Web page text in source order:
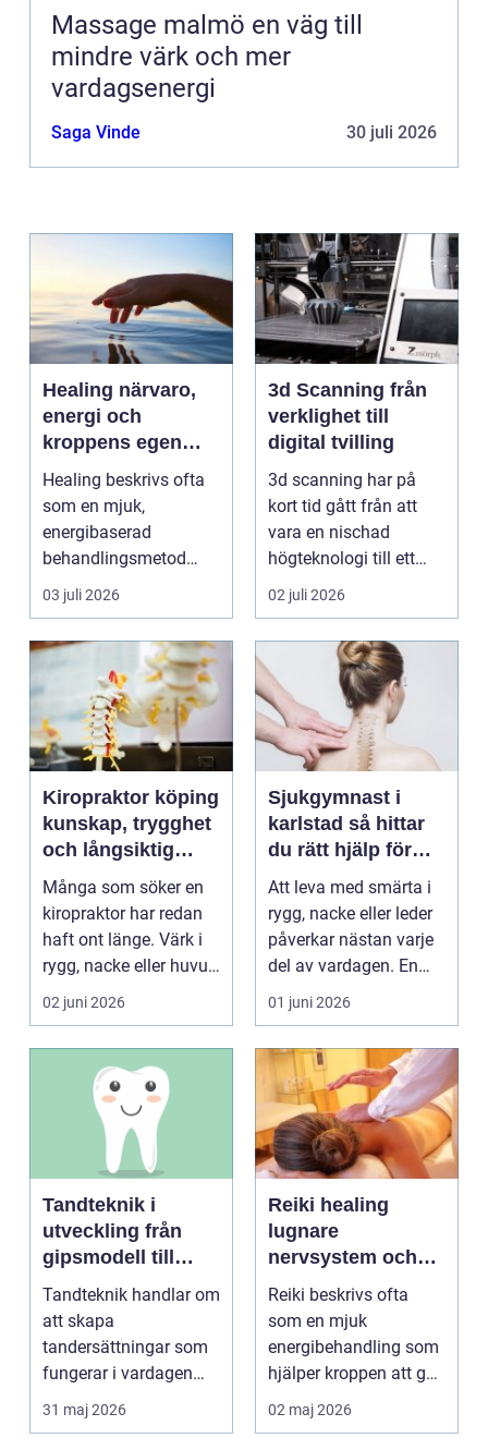
Massage malmö en väg till
mindre värk och mer
vardagsenergi
Saga Vinde 30 juli 2026
Healing närvaro,
energi och
kroppens egen
förmåga att läka
Healing beskrivs ofta
som en mjuk,
energibaserad
behandlingsmetod
som stödjer kroppens
egen läknings...
03 juli 2026
3d Scanning från
verklighet till
digital tvilling
3d scanning har på
kort tid gått från att
vara en nischad
högteknologi till ett
praktiskt verktyg fö...
02 juli 2026
Kiropraktor köping
kunskap, trygghet
och långsiktig
hjälp för ryggen
Många som söker en
kiropraktor har redan
haft ont länge. Värk i
rygg, nacke eller huvud
blir lätt en...
02 juni 2026
Sjukgymnast i
karlstad så hittar
du rätt hjälp för
smärta och besvär
Att leva med smärta i
rygg, nacke eller leder
påverkar nästan varje
del av vardagen. En
person som s...
01 juni 2026
Tandteknik i
utveckling från
gipsmodell till
digitalt arbetsflöde
Tandteknik handlar om
att skapa
tandersättningar som
fungerar i vardagen
kronor, broar,
implantat, ...
31 maj 2026
Reiki healing
lugnare
nervsystem och
djupare
återhämtning
Reiki beskrivs ofta
som en mjuk
energibehandling som
hjälper kroppen att gå
från stressläge till
02 maj 2026